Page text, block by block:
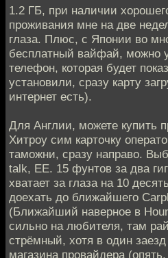
1.2 ГБ, при наличии
проживания мне на две
глаза. Плюс, с Японии во
бесплатный вайфай, можно
телефон, которая будет
установили, сразу карту
интернет есть).
Для Англии, можете купить
Хитроу сим карточку
таможни, сразу направо.
talk, EE. 15 фунтов за два
хватает за глаза на 10
доехать до ближaйшего
(Ближайший наверное в
сильно на любителя, там
стрёмный, хотя в один
магазина провайдера